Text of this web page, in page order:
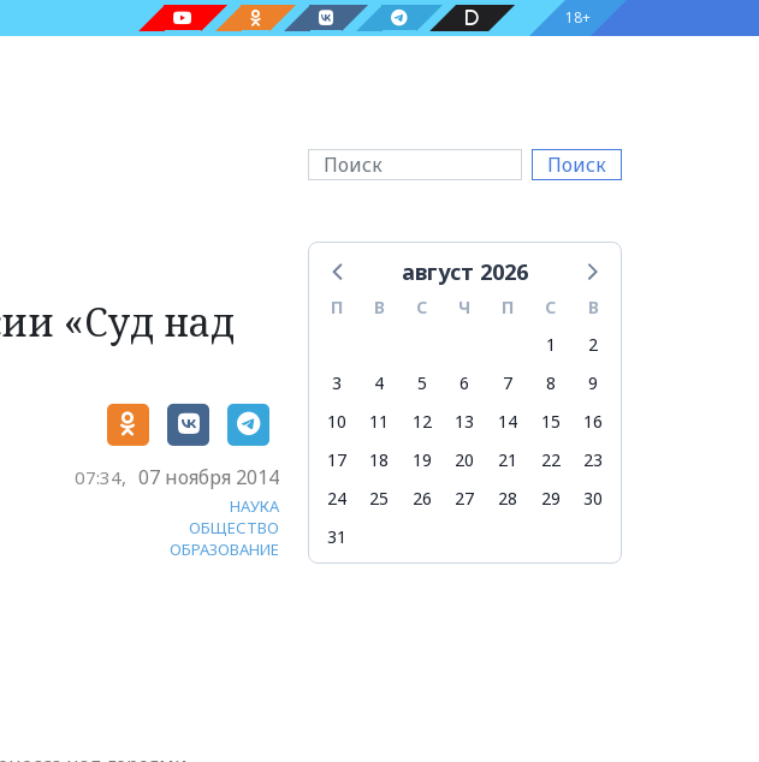
18+
Поиск
«Суд над
07:34, 07 ноября 2014
НАУКА
ОБЩЕСТВО
ОБРАЗОВАНИЕ
август 2026
П В С Ч П С
В
1
2
3
4 5 6 7 8
9
10
11 12 13 14 15
16
17
18 19 20 21 22
23
24
25 26 27 28 29
30
31